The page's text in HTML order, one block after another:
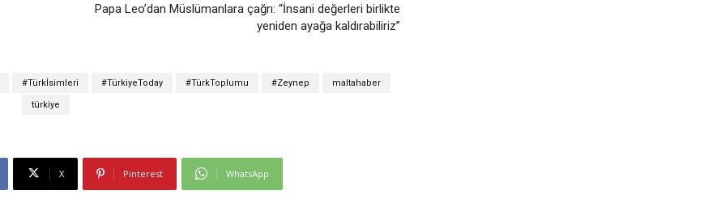
Papa Leo’dan Müslümanlara çağrı: “İnsani değerleri birlikte
yeniden ayağa kaldırabiliriz”
#Türkİsimleri #TürkiyeToday #TürkToplumu #Zeynep maltahaber
türkiye
X Pinterest WhatsApp